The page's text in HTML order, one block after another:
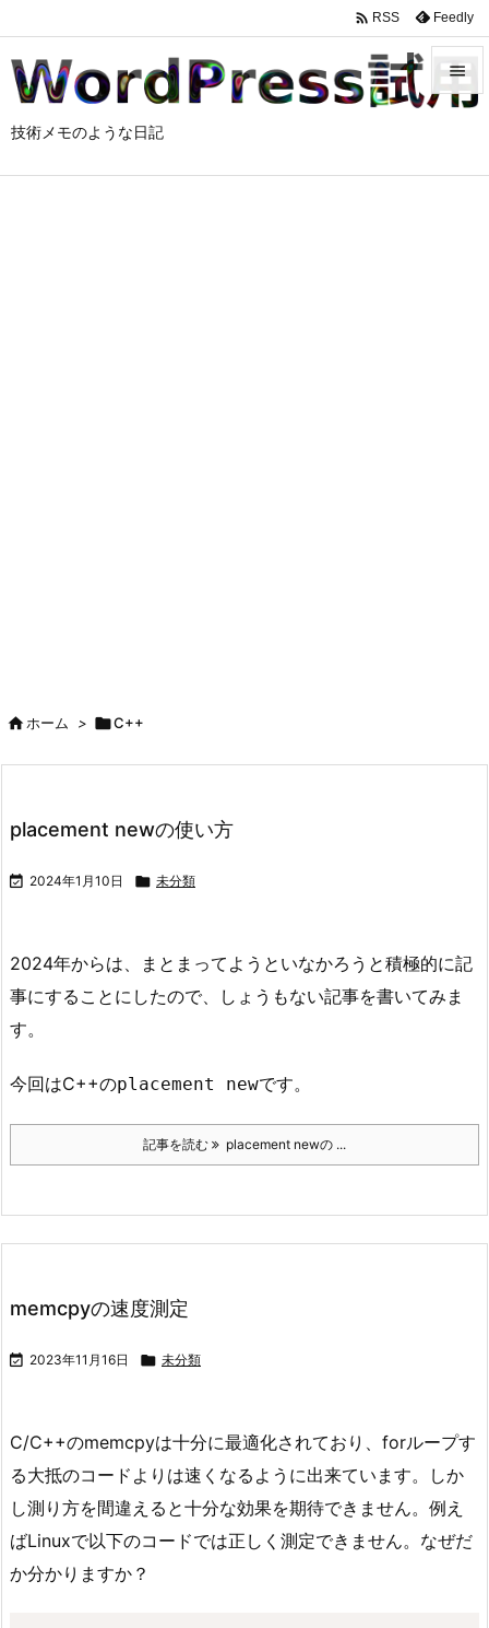
技術メモのような日記



 RSS Feedly
ホーム > C++
placement newの使い方
 2024年1月10日  未分類
2024年からは、まとまってようといなかろうと積極的に記
事にすることにしたので、しょうもない記事を書いてみま
す。
今回はC++のplacement newです。
記事を読む placement newの ...
memcpyの速度測定
 2023年11月16日  未分類
C/C++のmemcpyは十分に最適化されており、forループす
る大抵のコードよりは速くなるように出来ています。しか
し測り方を間違えると十分な効果を期待できません。例え
ばLinuxで以下のコードでは正しく測定できません。なぜだ
か分かりますか？